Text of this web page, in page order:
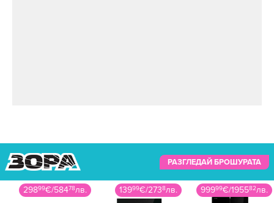
РАЗГЛЕДАЙ БРОШУРАТА
29899€/58478лв. 13999€/2738лв. 99999€/195582лв.